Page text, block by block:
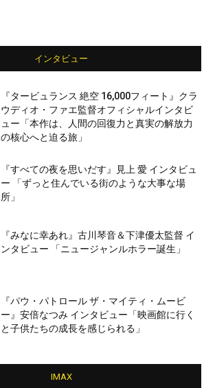
インタビュー
『タービュランス 絶空 16,000フィート』クラ
ウディオ・ファエ監督オフィシャルインタビ
ュー「本作は、人間の回復力と真実の解放力
の核心へと迫る旅」
『すべての夜を思いだす』見上 愛 インタビュ
ー 「ずっと住んでいる街のような大事な場
所」
『みなに幸あれ』古川琴音＆下津優太監督 イ
ンタビュー 「ニュージャンルホラー誕生」
『パウ・パトロール ザ・マイティ・ムービ
ー』安倍なつみ インタビュー「映画館に行く
と子供たちの成長を感じられる」
IMAX